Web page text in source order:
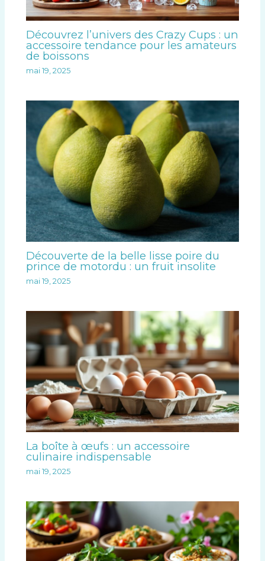
Découvrez l’univers des Crazy Cups : un
accessoire tendance pour les amateurs
de boissons
mai 19, 2025
Découverte de la belle lisse poire du
prince de motordu : un fruit insolite
mai 19, 2025
La boîte à œufs : un accessoire
culinaire indispensable
mai 19, 2025